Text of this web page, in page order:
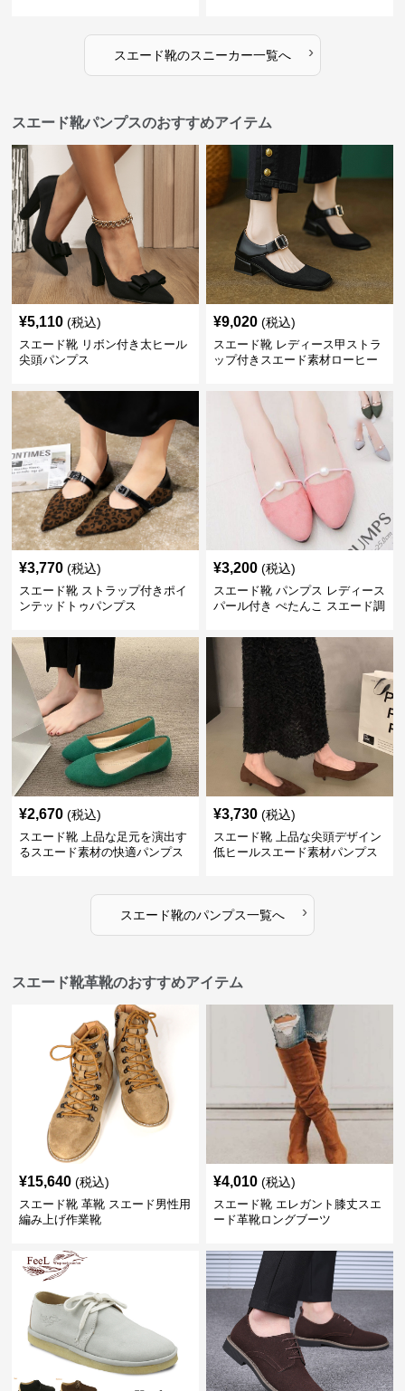
スエード靴のスニーカー一覧へ ›
スエード靴パンプスのおすすめアイテム
¥5,110 (税込)
スエード靴 リボン付き太ヒール
尖頭パンプス
¥9,020 (税込)
スエード靴 レディース甲ストラ
ップ付きスエード素材ローヒー
¥3,770 (税込)
スエード靴 ストラップ付きポイ
ンテッドトゥパンプス
¥3,200 (税込)
スエード靴 パンプス レディース
パール付き ぺたんこ スエード調
¥2,670 (税込)
スエード靴 上品な足元を演出す
るスエード素材の快適パンプス
¥3,730 (税込)
スエード靴 上品な尖頭デザイン
低ヒールスエード素材パンプス
スエード靴のパンプス一覧へ ›
スエード靴革靴のおすすめアイテム
¥15,640 (税込)
スエード靴 革靴 スエード男性用
編み上げ作業靴
¥4,010 (税込)
スエード靴 エレガント膝丈スエ
ード革靴ロングブーツ